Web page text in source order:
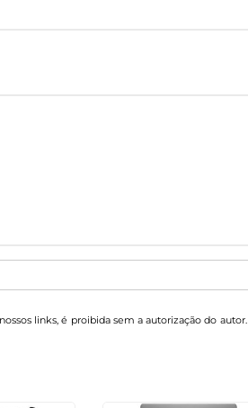
links, é proibida sem a autorização do